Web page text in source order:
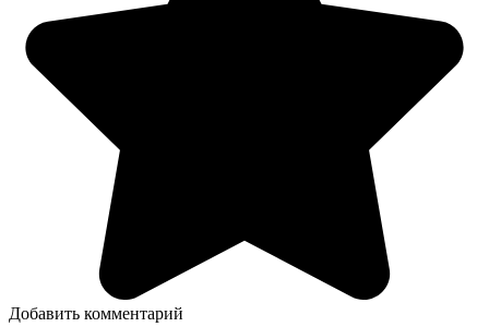
Добавить комментарий